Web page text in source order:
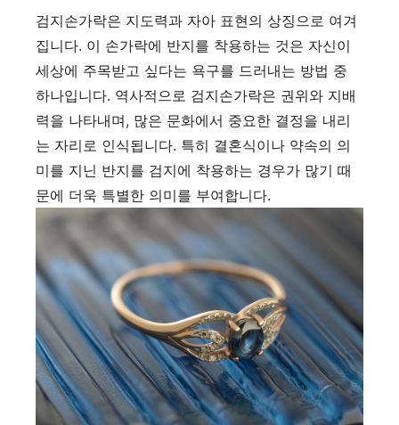
검지손가락은 지도력과 자아 표현의 상징으로 여겨
집니다. 이 손가락에 반지를 착용하는 것은 자신이
세상에 주목받고 싶다는 욕구를 드러내는 방법 중
하나입니다. 역사적으로 검지손가락은 권위와 지배
력을 나타내며, 많은 문화에서 중요한 결정을 내리
는 자리로 인식됩니다. 특히 결혼식이나 약속의 의
미를 지닌 반지를 검지에 착용하는 경우가 많기 때
문에 더욱 특별한 의미를 부여합니다.